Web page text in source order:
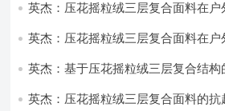
英杰：压花摇粒绒三层复合面料在户
英杰：压花摇粒绒三层复合面料在户
英杰：基于压花摇粒绒三层复合结构
英杰：压花摇粒绒三层复合面料的抗